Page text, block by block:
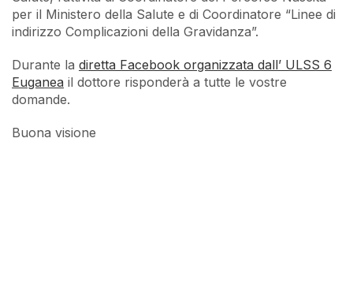
per il Ministero della Salute e di Coordinatore “Linee di
indirizzo Complicazioni della Gravidanza”.
Durante la diretta Facebook organizzata dall’ ULSS 6
Euganea il dottore risponderà a tutte le vostre
domande.
Buona visione